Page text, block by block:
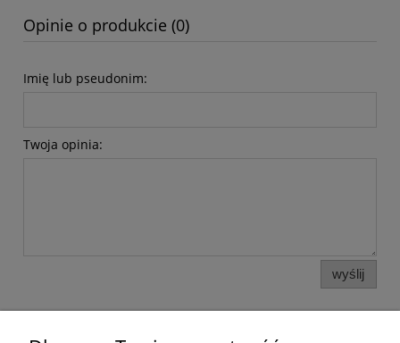
Opinie o produkcie (0)
Imię lub pseudonim:
Twoja opinia:
wyślij